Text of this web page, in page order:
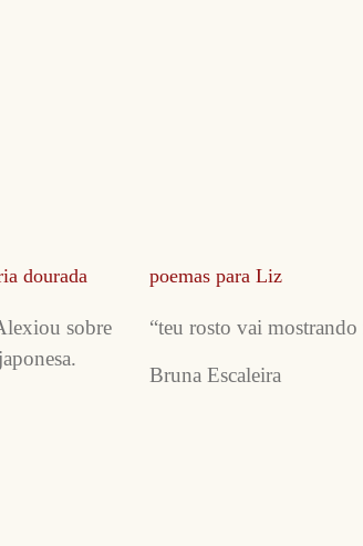
dourada
sobre
poemas para Liz
“teu rosto vai mostrando
Bruna Escaleira